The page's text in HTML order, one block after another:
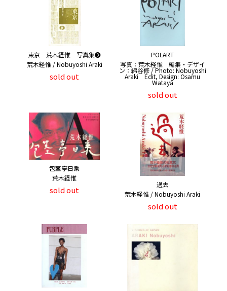
東京 荒木経惟 写真集❸
荒木経惟 / Nobuyoshi Araki
sold out
POLART
写真：荒木経惟 編集・デザイ
ン：綿谷修 / Photo: Nobuyoshi
Araki Edit, Design: Osamu
Wataya
sold out
包茎亭日乗
荒木経惟
sold out
過去
荒木経惟 / Nobuyoshi Araki
sold out